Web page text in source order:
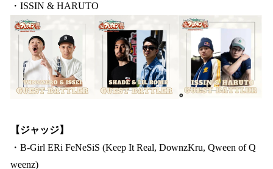
・ISSIN & HARUTO
【ジャッジ】
・B-Girl ERi FeNeSiS (Keep It Real, DownzKru, Qween of Q
weenz)